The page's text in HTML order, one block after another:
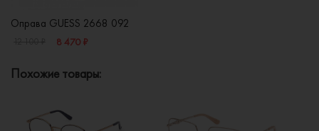
Оправа GUESS 2668 092
8 470 ₽
Похожие товары: